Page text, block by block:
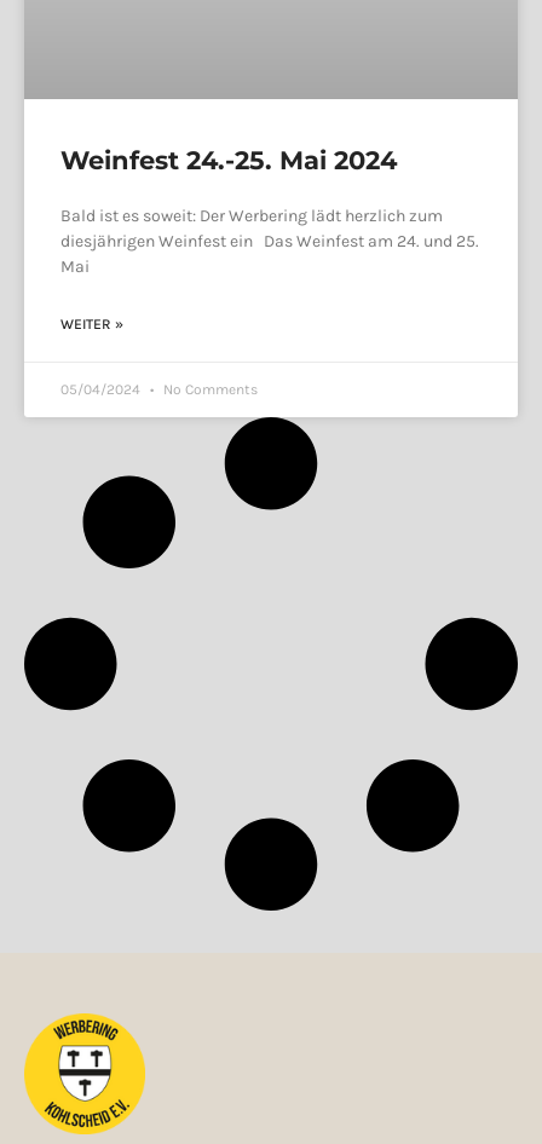
Weinfest 24.-25. Mai 2024
Bald ist es soweit: Der Werbering lädt herzlich zum
diesjährigen Weinfest ein Das Weinfest am 24. und 25.
Mai
WEITER »
05/04/2024 No Comments